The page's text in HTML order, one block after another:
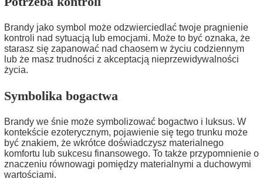
Brandy jako symbol może odzwierciedlać twoje pragnienie
kontroli nad sytuacją lub emocjami. Może to być oznaka, że
starasz się zapanować nad chaosem w życiu codziennym
lub że masz trudności z akceptacją nieprzewidywalności
życia.
Symbolika bogactwa
Brandy we śnie może symbolizować bogactwo i luksus. W
kontekście ezoterycznym, pojawienie się tego trunku może
być znakiem, że wkrótce doświadczysz materialnego
komfortu lub sukcesu finansowego. To także przypomnienie o
znaczeniu równowagi pomiędzy materialnymi a duchowymi
wartościami.